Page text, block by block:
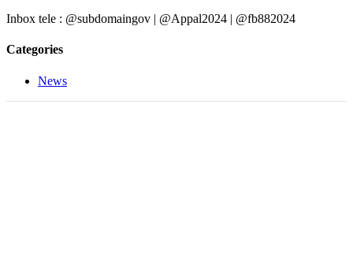
Inbox tele : @subdomaingov | @Appal2024 | @fb882024
Categories
News